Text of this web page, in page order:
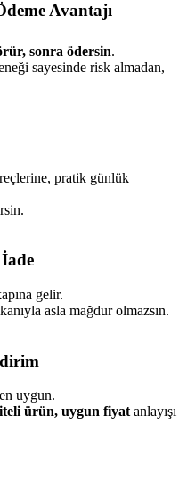
Avantajı​
sonra ödersin.
sayesinde risk almadan,
pratik günlük
gelir.
asla mağdur olmazsın.
uygun.
ürün, uygun fiyatanlayışı